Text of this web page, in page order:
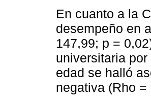
En cuanto a la
desempeño en
147,99; p =
universitaria
edad se halló
negativa (Rho